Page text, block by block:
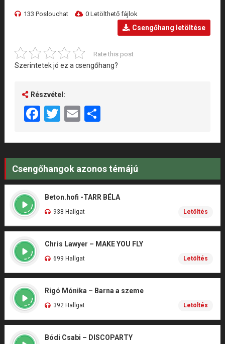
133 Poslouchat 0 Letölthető fájlok
Csengőhang letöltése
Rate this post
Szerintetek jó ez a csengőhang?
Részvétel:
Facebook
Twitter
EmailShare
Csengőhangok azonos témájú
Beton.hofi -TARR BÉLA
938 Hallgat Letöltés
Chris Lawyer – MAKE YOU FLY
699 Hallgat Letöltés
Rigó Mónika – Barna a szeme
392 Hallgat Letöltés
Bódi Csabi – DISCOPARTY